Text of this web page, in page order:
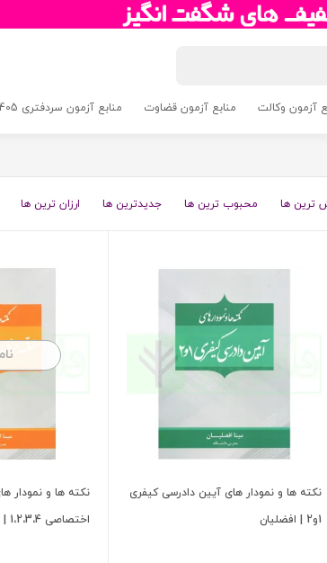
آزمون وکالت منابع آزمون قضاوت منابع آزمون سردفتری 1405
ترین ها محبوب ترین ها جدیدترین ها ارزان ترین ها
نکته ها و نمودار های آیین دادرسی کیفری
1و2 | افضلیان
نکته ها و نمودار
اختصاصی 1،2،3،4 | افضلیان